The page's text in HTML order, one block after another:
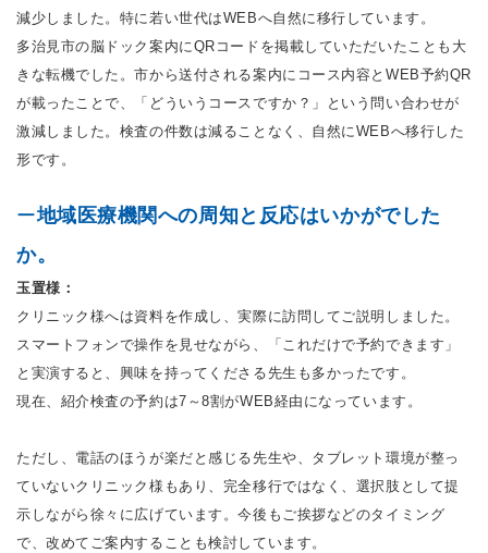
減少しました。特に若い世代はWEBへ自然に移行しています。
多治見市の脳ドック案内にQRコードを掲載していただいたことも大
きな転機でした。市から送付される案内にコース内容とWEB予約QR
が載ったことで、「どういうコースですか？」という問い合わせが
激減しました。検査の件数は減ることなく、自然にWEBへ移行した
形です。
ー地域医療機関への周知と反応はいかがでした
か。
玉置様：
クリニック様へは資料を作成し、実際に訪問してご説明しました。
スマートフォンで操作を見せながら、「これだけで予約できます」
と実演すると、興味を持ってくださる先生も多かったです。
現在、紹介検査の予約は7～8割がWEB経由になっています。
ただし、電話のほうが楽だと感じる先生や、タブレット環境が整っ
ていないクリニック様もあり、完全移行ではなく、選択肢として提
示しながら徐々に広げています。今後もご挨拶などのタイミング
で、改めてご案内することも検討しています。